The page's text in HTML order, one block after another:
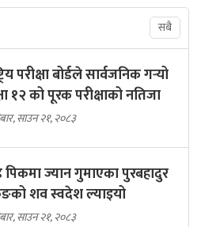
सबै
परीक्षा बोर्डले सार्वजनिक गर्‍यो
१२ को पूरक परीक्षाको नतिजा
साउन २१, २०८३
पिकमा ज्यान गुमाएका पुरबहादुर
शव स्वदेश ल्याइयो
साउन २१, २०८३